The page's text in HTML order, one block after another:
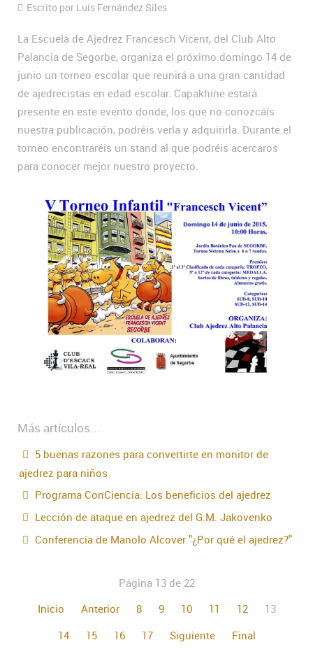
Escrito por Luís Fernández Siles
La Escuela de Ajedrez Francesch Vicent, del Club Alto
Palancia de Segorbe, organiza el próximo domingo 14 de
junio un torneo escolar que reunirá a una gran cantidad
de ajedrecistas en edad escolar. Capakhine estará
presente en este evento donde, los que no conozcáis
nuestra publicación, podréis verla y adquirirla. Durante el
torneo encontraréis un stand al que podréis acercaros
para conocer mejor nuestro proyecto.
Más artículos...
5 buenas razones para convertirte en monitor de
ajedrez para niños
Programa ConCiencia: Los beneficios del ajedrez
Lección de ataque en ajedrez del G.M. Jakovenko
Conferencia de Manolo Alcover "¿Por qué el ajedrez?"
Página 13 de 22
Inicio
Anterior 8 9 10 11 12
13
14
15 16 17 Siguiente Final